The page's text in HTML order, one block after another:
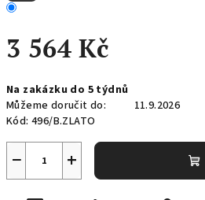
3 564 Kč
cena:
Na zakázku do 5 týdnů
Můžeme doručit do:
11.9.2026
Kód: 496/B.ZLATO
+
−